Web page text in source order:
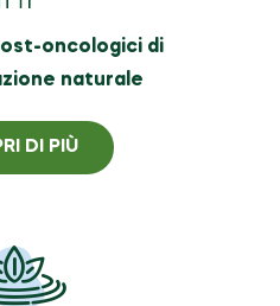
oncologici di
naturale
DI PIÙ